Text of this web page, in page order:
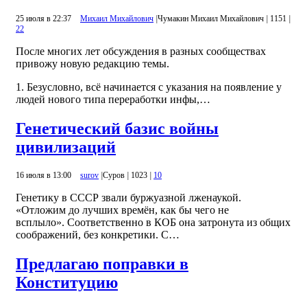
25 июля в 22:37 Михаил Михайлович |Чумакин Михаил Михайлович | 1151 |
22
После многих лет обсуждения в разных сообществах
привожу новую редакцию темы.
1. Безусловно, всё начинается с указания на появление у
людей нового типа переработки инфы,…
Генетический базис войны
цивилизаций
16 июля в 13:00 surov |Суров | 1023 | 10
Генетику в СССР звали буржуазной лженаукой.
«Отложим до лучших времён, как бы чего не
всплыло». Соответственно в КОБ она затронута из общих
соображений, без конкретики. С…
Предлагаю поправки в
Конституцию